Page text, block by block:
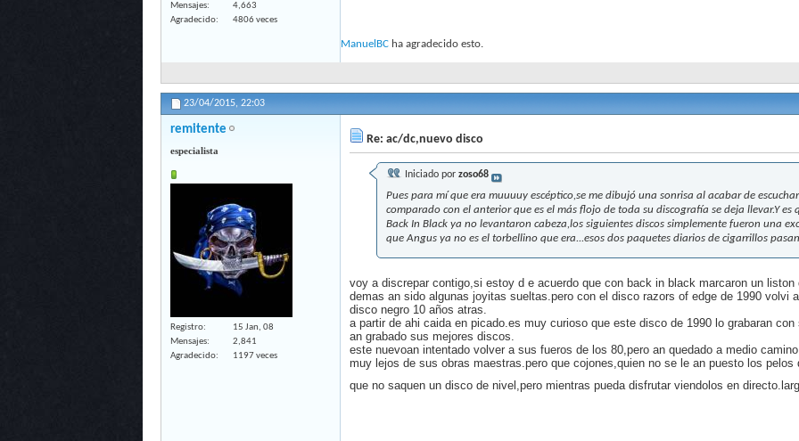
Mensajes
4,663
Agradecido
4806 veces
ManuelBC ha agradecido esto.
23/04/2015, 22:03
remitente
especialista
Registro
15 Jan, 08
Mensajes
2,841
Agradecido
1197 veces
Re: ac/dc,nuevo disco
Iniciado por zoso68
Pues para mí que era muuuuy escéptico,se me dibujó una sonrisa al acabar de
comparado con el anterior que es el más flojo de toda su discografía se deja llevar.Y es
Back In Black ya no levantaron cabeza,los siguientes discos simplemente fueron una
que Angus ya no es el torbellino que era...esos dos paquetes diarios de cigarrillos
voy a discrepar contigo,si estoy d e acuerdo que con back in black marcaron un liston
demas an sido algunas joyitas sueltas.pero con el disco razors of edge de 1990 volvi
disco negro 10 años atras.
a partir de ahi caida en picado.es muy curioso que este disco de 1990 lo grabaran
an grabado sus mejores discos.
este nuevoan intentado volver a sus fueros de los 80,pero an quedado a medio
muy lejos de sus obras maestras.pero que cojones,quien no se le an puesto los
que no saquen un disco de nivel,pero mientras pueda disfrutar viendolos en